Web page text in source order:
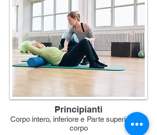
Principianti
Corpo intero, inferiore e Parte superiore del
corpo